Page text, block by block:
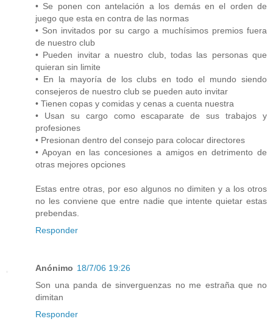
• Se ponen con antelación a los demás en el orden de
juego que esta en contra de las normas
• Son invitados por su cargo a muchísimos premios fuera
de nuestro club
• Pueden invitar a nuestro club, todas las personas que
quieran sin limite
• En la mayoría de los clubs en todo el mundo siendo
consejeros de nuestro club se pueden auto invitar
• Tienen copas y comidas y cenas a cuenta nuestra
• Usan su cargo como escaparate de sus trabajos y
profesiones
• Presionan dentro del consejo para colocar directores
• Apoyan en las concesiones a amigos en detrimento de
otras mejores opciones
Estas entre otras, por eso algunos no dimiten y a los otros
no les conviene que entre nadie que intente quietar estas
prebendas.
Responder
Anónimo 18/7/06 19:26
Son una panda de sinverguenzas no me estraña que no
dimitan
Responder